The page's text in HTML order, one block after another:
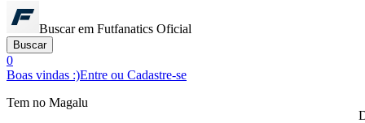
Buscar em Futfanatics Oficial
Buscar
0
Boas vindas :)Entre ou Cadastre-se
Tem no Magalu